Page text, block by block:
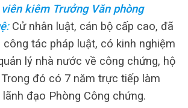
kiêm Trưởng Văn phòng
: Cử nhân luật, cán bộ cấp cao, đã
tác pháp luật, có kinh nghiệm
lý nhà nước về công chứng, hộ
đó có 7 năm trực tiếp làm
đạo Phòng Công chứng.